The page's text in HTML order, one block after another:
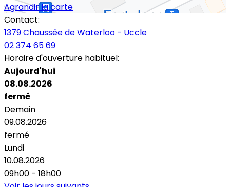
Agrandir la carte
Contact:
1379 Chaussée de Waterloo - Uccle
02 374 65 69
Horaire d'ouverture habituel:
Aujourd'hui
08.08.2026
fermé
Demain
09.08.2026
fermé
Lundi
10.08.2026
09h00 - 18h00